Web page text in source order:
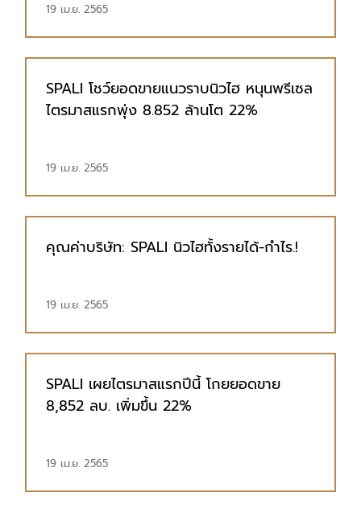
19 เม.ย. 2565
SPALI โชว์ยอดขายแนวราบนิวไฮ หนุนพรีเซล
ไตรมาสแรกพุ่ง 8.852 ล้านโต 22%
19 เม.ย. 2565
คุณค่าบริษัท: SPALI นิวไฮทั้งรายได้-กำไร.!
19 เม.ย. 2565
SPALI เผยไตรมาสแรกปีนี้ โกยยอดขาย
8,852 ลบ. เพิ่มขึ้น 22%
19 เม.ย. 2565